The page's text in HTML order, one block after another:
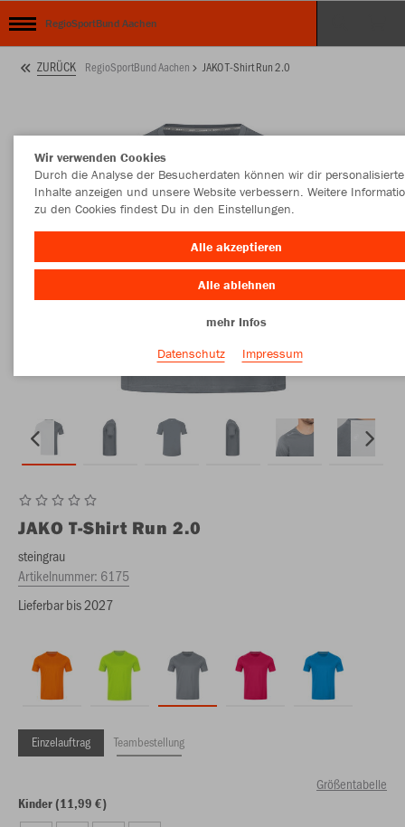
RegioSportBund Aachen
ZURÜCK RegioSportBund Aachen JAKO T-Shirt Run 2.0
JAKO T-Shirt Run 2.0
steingrau
Artikelnummer: 6175
Lieferbar bis 2027
Einzelauftrag Teambestellung
Größentabelle
Kinder (11,99 €)
Wir verwenden Cookies
Durch die Analyse der Besucherdaten können wir dir personalisierte
Inhalte anzeigen und unsere Website verbessern. Weitere
zu den Cookies findest Du in den Einstellungen.
Alle akzeptieren
Alle ablehnen
mehr Infos
Datenschutz
Impressum